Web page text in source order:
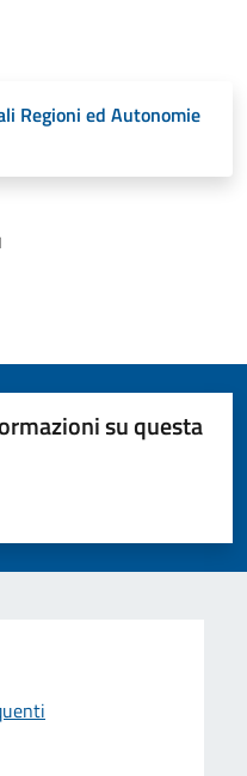
Regioni ed Autonomie
su questa
5